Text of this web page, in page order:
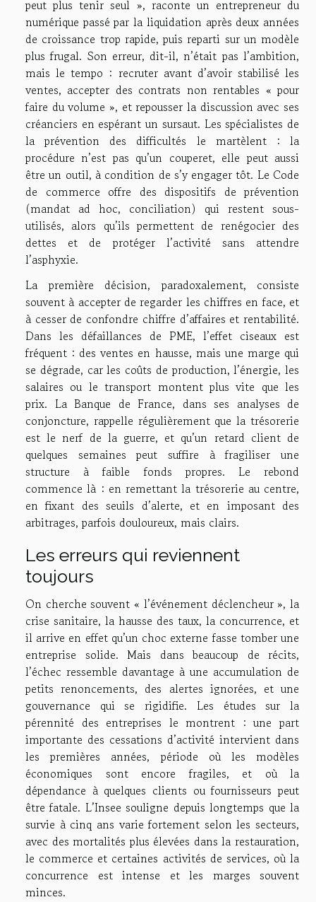
peut plus tenir seul », raconte un entrepreneur du
numérique passé par la liquidation après deux années
de croissance trop rapide, puis reparti sur un modèle
plus frugal. Son erreur, dit-il, n’était pas l’ambition,
mais le tempo : recruter avant d’avoir stabilisé les
ventes, accepter des contrats non rentables « pour
faire du volume », et repousser la discussion avec ses
créanciers en espérant un sursaut. Les spécialistes de
la prévention des difficultés le martèlent : la
procédure n’est pas qu’un couperet, elle peut aussi
être un outil, à condition de s’y engager tôt. Le Code
de commerce offre des dispositifs de prévention
(mandat ad hoc, conciliation) qui restent sous-
utilisés, alors qu’ils permettent de renégocier des
dettes et de protéger l’activité sans attendre
l’asphyxie.
La première décision, paradoxalement, consiste
souvent à accepter de regarder les chiffres en face, et
à cesser de confondre chiffre d’affaires et rentabilité.
Dans les défaillances de PME, l’effet ciseaux est
fréquent : des ventes en hausse, mais une marge qui
se dégrade, car les coûts de production, l’énergie, les
salaires ou le transport montent plus vite que les
prix. La Banque de France, dans ses analyses de
conjoncture, rappelle régulièrement que la trésorerie
est le nerf de la guerre, et qu’un retard client de
quelques semaines peut suffire à fragiliser une
structure à faible fonds propres. Le rebond
commence là : en remettant la trésorerie au centre,
en fixant des seuils d’alerte, et en imposant des
arbitrages, parfois douloureux, mais clairs.
Les erreurs qui reviennent
toujours
On cherche souvent « l’événement déclencheur », la
crise sanitaire, la hausse des taux, la concurrence, et
il arrive en effet qu’un choc externe fasse tomber une
entreprise solide. Mais dans beaucoup de récits,
l’échec ressemble davantage à une accumulation de
petits renoncements, des alertes ignorées, et une
gouvernance qui se rigidifie. Les études sur la
pérennité des entreprises le montrent : une part
importante des cessations d’activité intervient dans
les premières années, période où les modèles
économiques sont encore fragiles, et où la
dépendance à quelques clients ou fournisseurs peut
être fatale. L’Insee souligne depuis longtemps que la
survie à cinq ans varie fortement selon les secteurs,
avec des mortalités plus élevées dans la restauration,
le commerce et certaines activités de services, où la
concurrence est intense et les marges souvent
minces.